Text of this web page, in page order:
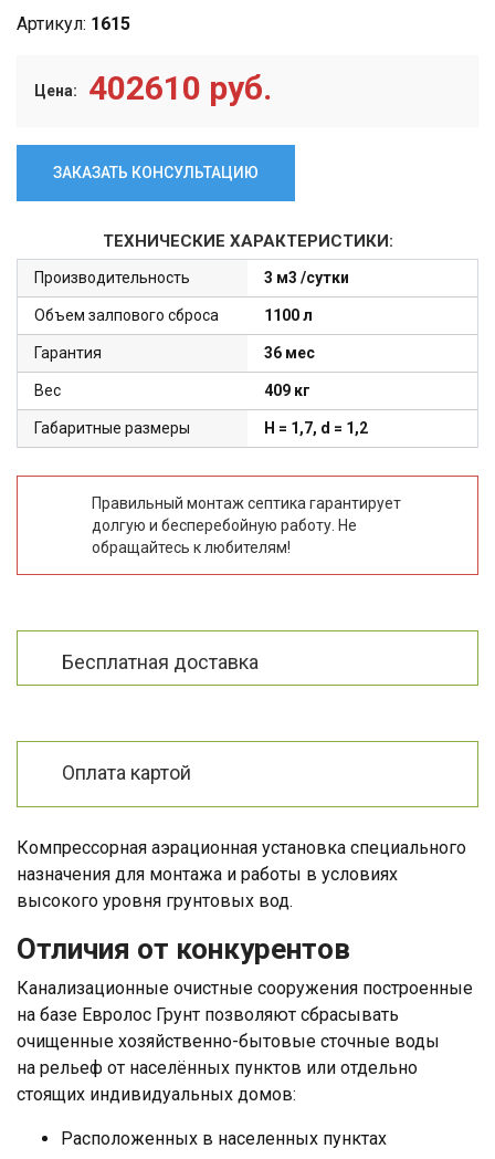
Артикул: 1615
Цена: 402610 руб.
ЗАКАЗАТЬ КОНСУЛЬТАЦИЮ
ТЕХНИЧЕСКИЕ ХАРАКТЕРИСТИКИ:
Производительность 3 м3 /сутки
Объем залпового сброса 1100 л
Гарантия 36 мес
Вес 409 кг
Габаритные размеры H = 1,7, d = 1,2
Правильный монтаж септика гарантирует
долгую и бесперебойную работу. Не
обращайтесь к любителям!
Бесплатная доставка
Оплата картой
Компрессорная аэрационная установка специального
назначения для монтажа и работы в условиях
высокого уровня грунтовых вод.
Отличия от конкурентов
Канализационные очистные сооружения построенные
на базе Евролос Грунт позволяют сбрасывать
очищенные хозяйственно-бытовые сточные воды
на рельеф от населённых пунктов или отдельно
стоящих индивидуальных домов:
Расположенных в населенных пунктах